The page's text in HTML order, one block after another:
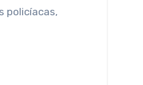
policíacas,